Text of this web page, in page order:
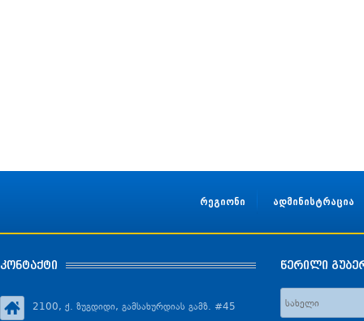
რეგიონი ადმინისტრაცია
კონტაქტი
2100, ქ. ზუგდიდი, გამსახურდიას გამზ. #45
წერილი